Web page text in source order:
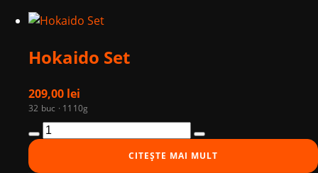
Hokaido Set
209,00 lei
32 buc · 1110g
Cantitate
Hokaido
Set
CITEȘTE MAI MULT